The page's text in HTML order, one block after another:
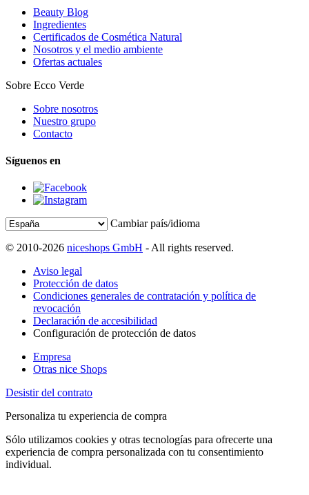
Beauty Blog
Ingredientes
Certificados de Cosmética Natural
Nosotros y el medio ambiente
Ofertas actuales
Sobre Ecco Verde
Sobre nosotros
Nuestro grupo
Contacto
Síguenos en
Cambiar país/idioma
© 2010-2026 niceshops GmbH - All rights reserved.
Aviso legal
Protección de datos
Condiciones generales de contratación y política de
revocación
Declaración de accesibilidad
Configuración de protección de datos
Empresa
Otras nice Shops
Desistir del contrato
Personaliza tu experiencia de compra
Sólo utilizamos cookies y otras tecnologías para ofrecerte una
experiencia de compra personalizada con tu consentimiento
individual.